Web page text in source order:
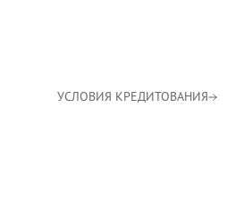
УСЛОВИЯ КРЕДИТОВАНИЯ